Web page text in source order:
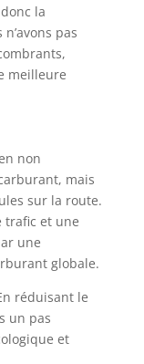
la
pas
meilleure
non
mais
sur la route.
trafic et une
une
globale.
réduisant le
un pas
et